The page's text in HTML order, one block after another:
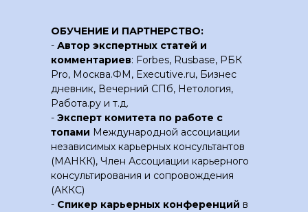
ОБУЧЕНИЕ И ПАРТНЕРСТВО:
- Автор экспертных статей и
комментариев: Forbes, Rusbase, РБК
Pro, Москва.ФМ, Executive.ru, Бизнес
дневник, Вечерний СПб, Нетология,
Работа.ру и т.д.
- Эксперт комитета по работе с
топами Международной ассоциации
независимых карьерных консультантов
(МАНКК), Член Ассоциации карьерного
консультирования и сопровождения
(АККС)
- Спикер карьерных конференций в